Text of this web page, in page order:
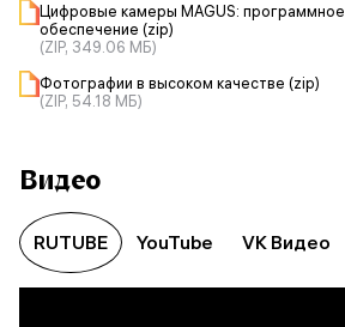
Цифровые камеры MAGUS: программное
обеспечение (zip)
(ZIP, 349.06 МБ)
Фотографии в высоком качестве (zip)
(ZIP, 54.18 МБ)
Видео
RUTUBE YouTube VK Видео